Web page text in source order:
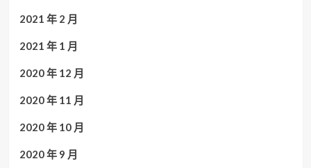
2021 年 2 月
2021 年 1 月
2020 年 12 月
2020 年 11 月
2020 年 10 月
2020 年 9 月